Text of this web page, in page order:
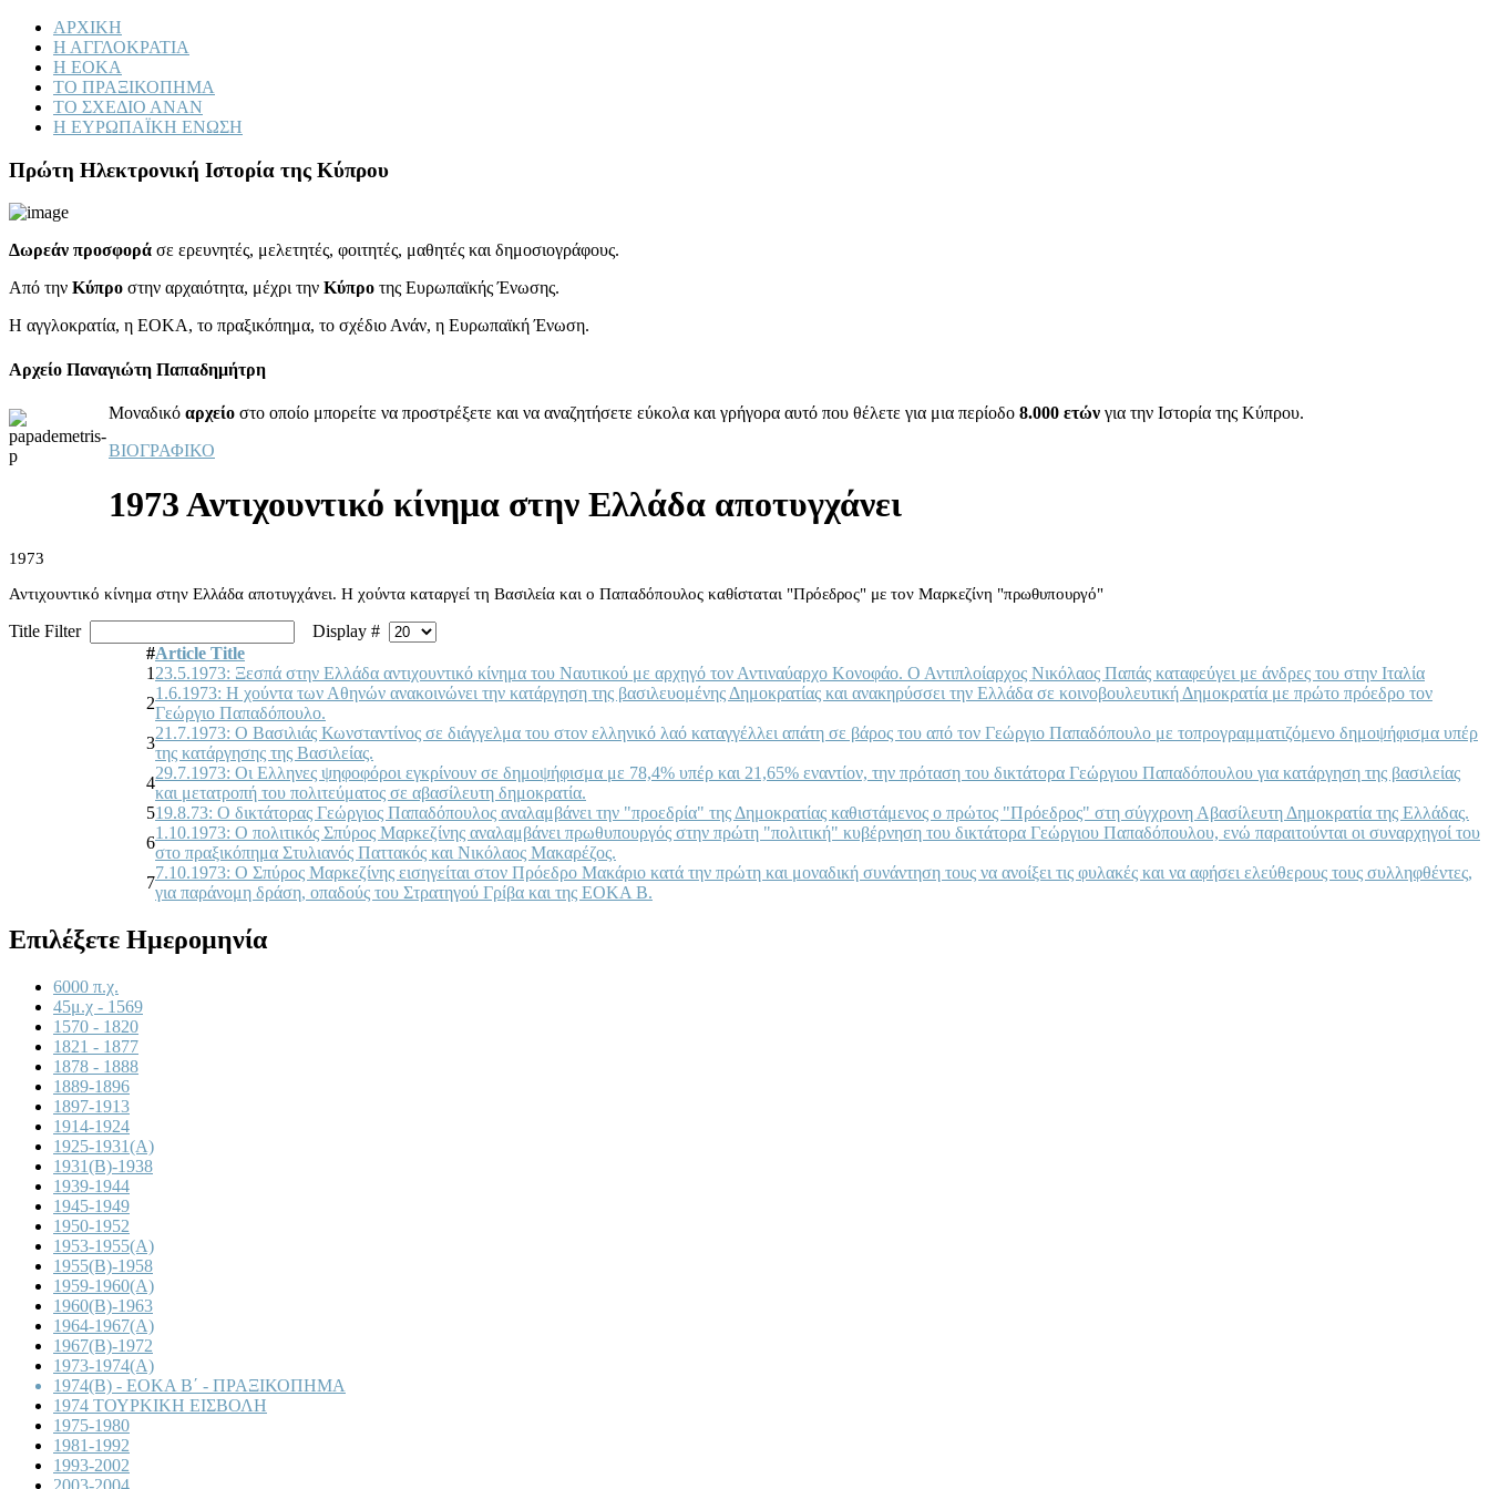
ΑΡΧΙΚΗ
Η ΑΓΓΛΟΚΡΑΤΙΑ
Η ΕΟΚΑ
ΤΟ ΠΡΑΞΙΚΟΠΗΜΑ
ΤΟ ΣΧΕΔΙΟ ΑΝΑΝ
Η ΕΥΡΩΠΑΪΚΗ ΕΝΩΣΗ
Πρώτη Ηλεκτρονική Ιστορία της Κύπρου
Δωρεάν προσφορά σε ερευνητές, μελετητές, φοιτητές, μαθητές και δημοσιογράφους.
Από την Κύπρο στην αρχαιότητα, μέχρι την Κύπρο της Ευρωπαϊκής Ένωσης.
Η αγγλοκρατία, η ΕΟΚΑ, το πραξικόπημα, το σχέδιο Ανάν, η Ευρωπαϊκή Ένωση.
Αρχείο Παναγιώτη Παπαδημήτρη
Μοναδικό αρχείο στο οποίο μπορείτε να προστρέξετε και να αναζητήσετε εύκολα και γρήγορα αυτό που θέλετε για μια περίοδο 8.000 ετών για την Ιστορία της Κύπρου.
ΒΙΟΓΡΑΦΙΚΟ
1973 Αντιχουντικό κίνημα στην Ελλάδα αποτυγχάνει
1973
Αντιχουντικό κίνημα στην Ελλάδα αποτυγχάνει. Η χούντα καταργεί τη Βασιλεία και ο Παπαδόπουλος καθίσταται "Πρόεδρος" με τον Μαρκεζίνη "πρωθυπουργό"
Title Filter
Display #
#Article Title
1 23.5.1973: Ξεσπά στην Ελλάδα αντιχουντικό κίνημα του Ναυτικού με αρχηγό τον Αντιναύαρχο Κονοφάο. Ο Αντιπλοίαρχος Νικόλαος Παπάς καταφεύγει με άνδρες του στην Ιταλία
2
1.6.1973: Η χούντα των Αθηνών ανακοινώνει την κατάργηση της βασιλευομένης Δημοκρατίας και ανακηρύσσει την Ελλάδα σε κοινοβουλευτική Δημοκρατία με πρώτο πρόεδρο τον
Γεώργιο Παπαδόπουλο.
3
21.7.1973: Ο Βασιλιάς Κωνσταντίνος σε διάγγελμα του στον ελληνικό λαό καταγγέλλει απάτη σε βάρος του από τον Γεώργιο Παπαδόπουλο με τοπρογραμματιζόμενο δημοψήφισμα υπέρ
της κατάργησης της Βασιλείας.
4
29.7.1973: Οι Ελληνες ψηφοφόροι εγκρίνουν σε δημοψήφισμα με 78,4% υπέρ και 21,65% εναντίον, την πρόταση του δικτάτορα Γεώργιου Παπαδόπουλου για κατάργηση της βασιλείας
και μετατροπή του πολιτεύματος σε αβασίλευτη δημοκρατία.
519.8.73: Ο δικτάτορας Γεώργιος Παπαδόπουλος αναλαμβάνει την "προεδρία" της Δημοκρατίας καθιστάμενος ο πρώτος "Πρόεδρος" στη σύγχρονη Αβασίλευτη Δημοκρατία της Ελλάδας.
6
1.10.1973: Ο πολιτικός Σπύρος Μαρκεζίνης αναλαμβάνει πρωθυπουργός στην πρώτη "πολιτική" κυβέρνηση του δικτάτορα Γεώργιου Παπαδόπουλου, ενώ παραιτούνται οι συναρχηγοί του
στο πραξικόπημα Στυλιανός Παττακός και Νικόλαος Μακαρέζος.
7
7.10.1973: Ο Σπύρος Μαρκεζίνης εισηγείται στον Πρόεδρο Μακάριο κατά την πρώτη και μοναδική συνάντηση τους να ανοίξει τις φυλακές και να αφήσει ελεύθερους τους συλληφθέντες,
για παράνομη δράση, οπαδούς του Στρατηγού Γρίβα και της ΕΟΚΑ Β.
Επιλέξετε Ημερομηνία
6000 π.χ.
45μ.χ - 1569
1570 - 1820
1821 - 1877
1878 - 1888
1889-1896
1897-1913
1914-1924
1925-1931(A)
1931(B)-1938
1939-1944
1945-1949
1950-1952
1953-1955(A)
1955(B)-1958
1959-1960(A)
1960(B)-1963
1964-1967(A)
1967(B)-1972
1973-1974(A)
1974(B) - ΕΟΚΑ Β΄ - ΠΡΑΞΙΚΟΠΗΜΑ
1974 ΤΟΥΡΚΙΚΗ ΕΙΣΒΟΛΗ
1975-1980
1981-1992
1993-2002
2003-2004